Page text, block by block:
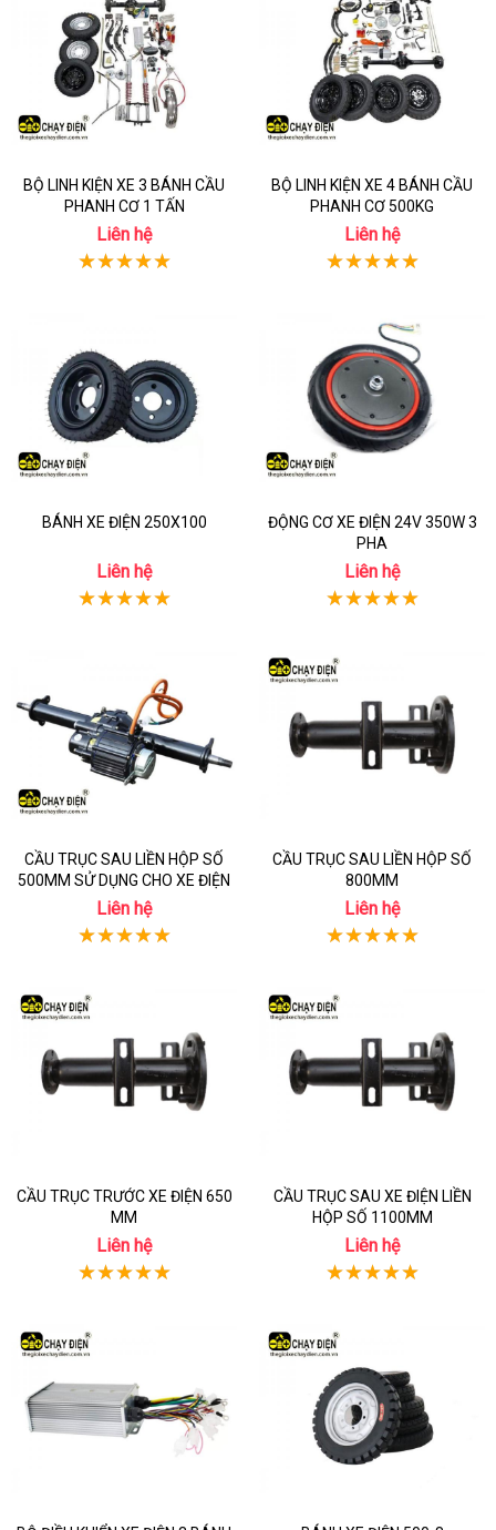
BỘ LINH KIỆN XE 3 BÁNH CẦU
PHANH CƠ 1 TẤN
Liên hệ
BỘ LINH KIỆN XE 4 BÁNH CẦU
PHANH CƠ 500KG
Liên hệ
BÁNH XE ĐIỆN 250X100
Liên hệ
ĐỘNG CƠ XE ĐIỆN 24V 350W 3
PHA
Liên hệ
CẦU TRỤC SAU LIỀN HỘP SỐ
500MM SỬ DỤNG CHO XE ĐIỆN
Liên hệ
CẦU TRỤC SAU LIỀN HỘP SỐ
800MM
Liên hệ
CẦU TRỤC TRƯỚC XE ĐIỆN 650
MM
Liên hệ
CẦU TRỤC SAU XE ĐIỆN LIỀN
HỘP SỐ 1100MM
Liên hệ